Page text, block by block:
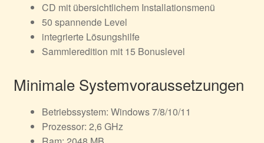
CD mit übersichtlichem Installationsmenü
50 spannende Level
integrierte Lösungshilfe
Sammleredition mit 15 Bonuslevel
Minimale Systemvoraussetzungen
Betriebssystem: Windows 7/8/10/11
Prozessor: 2,6 GHz